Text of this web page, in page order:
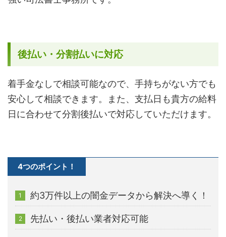
後払い・分割払いに対応
着手金なしで相談可能なので、手持ちがない方でも
安心して相談できます。また、支払日も貴方の給料
日に合わせて分割後払いで対応していただけます。
4つのポイント！
約3万件以上の闇金データから解決へ導く！
先払い・後払い業者対応可能